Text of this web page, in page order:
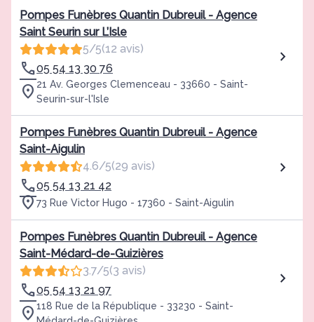
Pompes Funèbres Quantin Dubreuil - Agence
Saint Seurin sur L’Isle
5/5(12 avis)
05 54 13 30 76
21 Av. Georges Clemenceau - 33660 - Saint-
Seurin-sur-l'Isle
Pompes Funèbres Quantin Dubreuil - Agence
Saint-Aigulin
4.6/5(29 avis)
05 54 13 21 42
73 Rue Victor Hugo - 17360 - Saint-Aigulin
Pompes Funèbres Quantin Dubreuil - Agence
Saint-Médard-de-Guizières
3.7/5(3 avis)
05 54 13 21 97
118 Rue de la République - 33230 - Saint-